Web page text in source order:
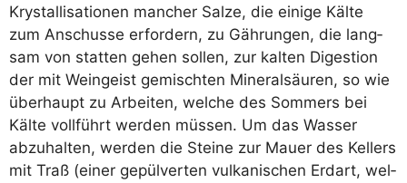
Krystal­li­sa­tio­nen man­cher Sal­ze, die eini­ge Käl­te
zum Anschus­se erfor­dern, zu Gäh­run­gen, die lang­
sam von stat­ten gehen sol­len, zur kal­ten Diges­ti­on
der mit Wein­geist gemisch­ten Mine­ral­säu­ren, so wie
über­haupt zu Arbei­ten, wel­che des Som­mers bei
Käl­te voll­führt wer­den müs­sen. Um das Was­ser
abzu­hal­ten, wer­den die Stei­ne zur Mau­er des Kel­lers
mit Traß (einer gepül­ver­ten vul­ka­ni­schen Erd­art, wel­